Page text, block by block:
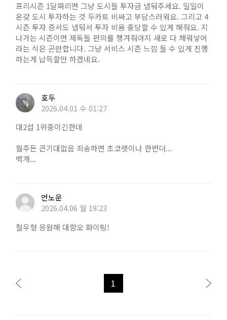
프리시즌 1달짜리면 그냥 도시들 투자금 냅둬주세요. 일일이
온갖 도시 투자하는 것 두카트 비싸고 부담스러워요. 그리고 4
시즌 투자 증서도 냅둬서 투자 비용 충당할 수 있게 해줘요. 지
나가는 시즌이면 제독들 편의를 챙겨줘야지 새로 다 채워넣어
라는 식은 곤란합니다. 그냥 서비스 시즌 느낌 들 수 있게 진행
하는게 납득할만 하겠네요.
호두
2026.04.01 수 01:27
대2섭 1위중이긴한데
뭘주든 큰기대없음 죄송하면 초코렛이나 한번더...
백개...
언노운
2026.04.06 월 19:23
철우형 응원해 대항오 화이팅!
1